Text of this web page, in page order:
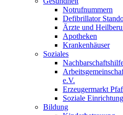
Notrufnummern
Defibrillator
Ärzte und
Apotheken
Krankenhäuser
Soziales
e.V.
Erzeugermarkt
Soziale
Bildung